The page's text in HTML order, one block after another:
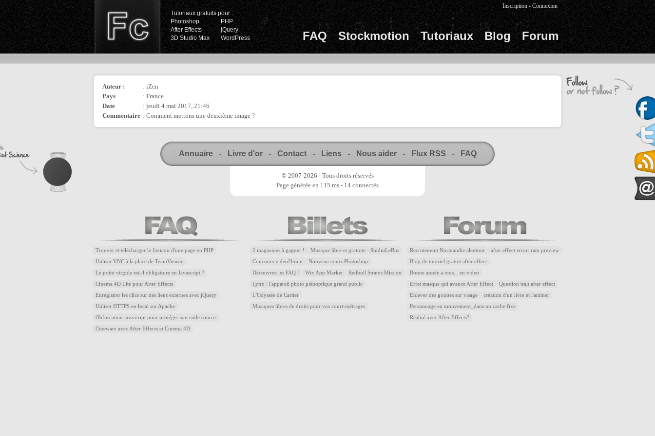
Tutoriaux gratuits pour :
Photoshop
PHP
After Effects
jQuery
3D Studio Max
WordPress FAQ Stockmotion Tutoriaux Blog Forum
Inscription -Connexion
Auteur : : iZen
Pays
: France
Date
: jeudi 4 mai 2017, 21:46
Commentaire : Comment mettons une deuxième image ?
Annuaire - Livre d'or - Contact - Liens - Nous aider - Flux RSS - FAQ
© 2007-2026 - Tous droits réservés
Page générée en 115 ms - 14 connectés
Trouver et télécharger le favicon d'une page en PHP
Utiliser VNC à la place de TeamViewer
Le point virgule est-il obligatoire en Javascript ?
Cinema 4D Lite pour After Effects
Enregistrer les clics sur des liens externes avec jQuery
Utiliser HTTPS en local sur Apache
Obfuscation javascript pour protéger son code source
Cineware avec After Effects et Cinema 4D
2 magazines à gagner ! Musique libre et gratuite - StudioLeBus
Concours video2brain Nouveau cours Photoshop
Découvrez les FAQ ! Wix App Market Redbull Stratos Mission
Lytro : l'appareil photo plénoptique grand public
L'Odyssée de Cartier
Musiques libres de droits pour vos court-métrages
Recrutement Normandie alentour after effect error: ram preview
Blog de tutoriel gratuit after effect
Bonne année a tous... en video
Effet masque qui avance After Effect Question trait after effect
Enlever des gouttes sur visage création d'un livre et l'animer
Personnage en mouvement_dans un cache fixe
Réalisé avec After Effects?